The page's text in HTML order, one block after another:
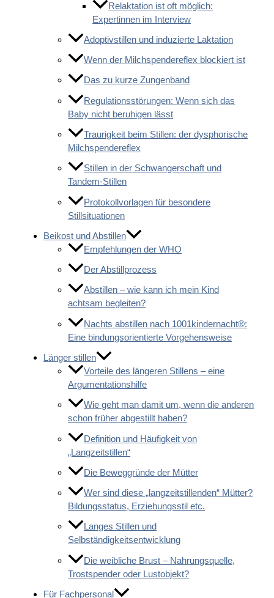
Relaktation ist oft möglich:
Expertinnen im Interview
Adoptivstillen und induzierte Laktation
Wenn der Milchspendereflex blockiert ist
Das zu kurze Zungenband
Regulationsstörungen: Wenn sich das
Baby nicht beruhigen lässt
Traurigkeit beim Stillen: der dysphorische
Milchspendereflex
Stillen in der Schwangerschaft und
Tandem-Stillen
Protokollvorlagen für besondere
Stillsituationen
Beikost und Abstillen
Empfehlungen der WHO
Der Abstillprozess
Abstillen – wie kann ich mein Kind
achtsam begleiten?
Nachts abstillen nach 1001kindernacht®:
Eine bindungsorientierte Vorgehensweise
Länger stillen
Vorteile des längeren Stillens – eine
Argumentationshilfe
Wie geht man damit um, wenn die anderen
schon früher abgestillt haben?
Definition und Häufigkeit von
„Langzeitstillen“
Die Beweggründe der Mütter
Wer sind diese „langzeitstillenden“ Mütter?
Bildungsstatus, Erziehungsstil etc.
Langes Stillen und
Selbständigkeitsentwicklung
Die weibliche Brust – Nahrungsquelle,
Trostspender oder Lustobjekt?
Für Fachpersonal